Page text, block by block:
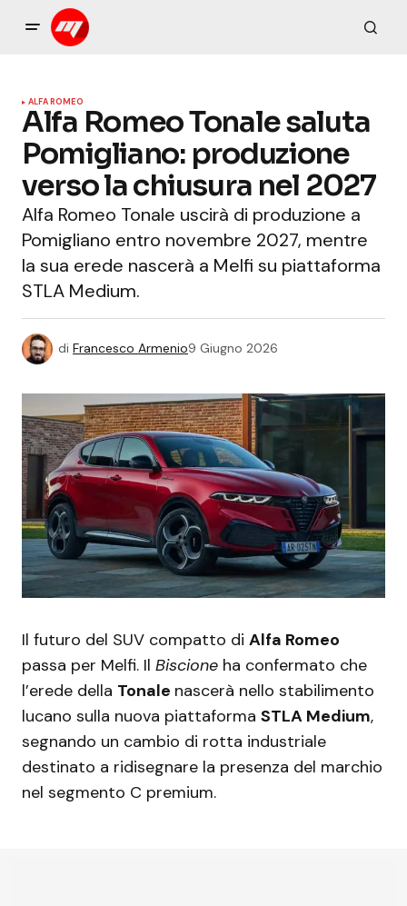
ALFA ROMEO
Alfa Romeo Tonale saluta
Pomigliano: produzione
verso la chiusura nel 2027
Alfa Romeo Tonale uscirà di produzione a
Pomigliano entro novembre 2027, mentre
la sua erede nascerà a Melfi su piattaforma
STLA Medium.
di Francesco Armenio9 Giugno 2026
Il futuro del SUV compatto di Alfa Romeo
passa per Melfi. Il Biscione ha confermato che
l’erede della Tonale nascerà nello stabilimento
lucano sulla nuova piattaforma STLA Medium,
segnando un cambio di rotta industriale
destinato a ridisegnare la presenza del marchio
nel segmento C premium.